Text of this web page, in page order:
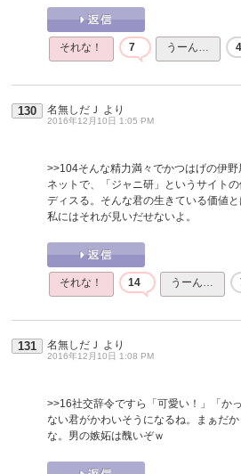
それな！ 7 うーん… 4
130 名無しだＪ より
2016年12月10日 1:05 PM
>>104そんな精力満々でかつはげの伊
ネットで、「ジャニ研」というサイト
ディスる。そんな君の生きている価
私にはそれが見いだせないよ。
それな！ 14 うーん…
131 名無しだＪ より
2016年12月10日 1:08 PM
>>16社交辞令ですら「可愛い！」「か
ない君がかわいそうになるね。まぁだ
な。男の嫉妬は醜いぞｗ